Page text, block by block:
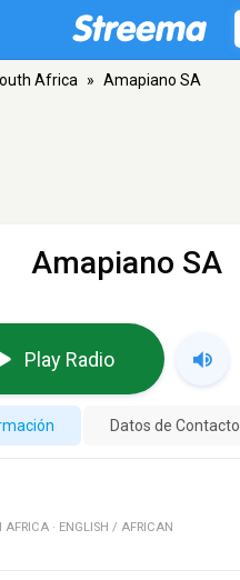
Africa » Amapiano SA
Amapiano SA
Play Radio
Datos de Contacto
AFRICA · ENGLISH / AFRICAN